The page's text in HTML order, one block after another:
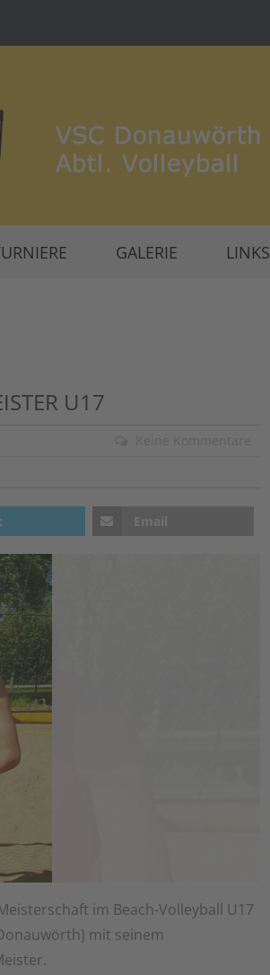
GALERIE LINKS
U17
Email
im Beach-Volleyball U17
örth) mit seinem